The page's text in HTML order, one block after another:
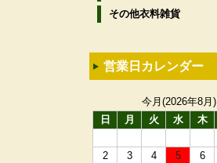
その他衣料雑貨
営業日カレンダー
今月(2026年8月)
日
月 火 水 木
2
3 4 5 6